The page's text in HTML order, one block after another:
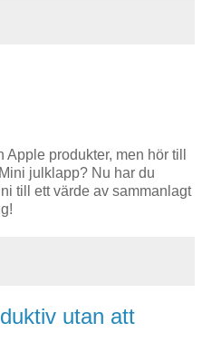
produkter, men hör till
julklapp? Nu har du
till ett värde av sammanlagt
utan att